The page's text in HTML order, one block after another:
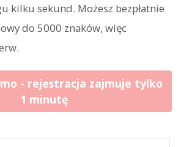
kilku sekund. Możesz bezpłatnie
do 5000 znaków, więc
- rejestracja zajmuje tylko
1 minutę